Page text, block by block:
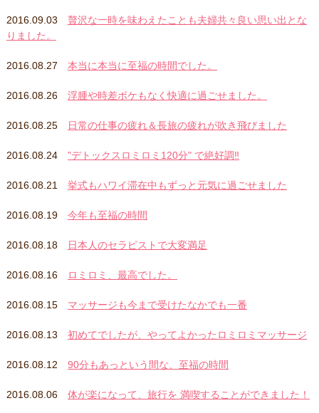
2016.09.03
贅沢な一時を味わえたことも夫婦共々良い思い出とな
りました。
2016.08.27 本当に本当に至福の時間でした。
2016.08.26 浮腫や時差ボケもなく快適に過ごせました。
2016.08.25 日常の仕事の疲れ＆長旅の疲れが吹き飛びました
2016.08.24 "デトックスロミロミ120分" で絶好調‼️
2016.08.21 挙式もハワイ滞在中もずっと元気に過ごせました
2016.08.19 今年も至福の時間
2016.08.18 日本人のセラピストで大変満足
2016.08.16 ロミロミ、最高でした。
2016.08.15 マッサージも今まで受けたなかでも一番
2016.08.13 初めてでしたが、やってよかったロミロミマッサージ
2016.08.12 90分もあっという間な、至福の時間
2016.08.06 体が楽になって、旅行を 満喫することができました！